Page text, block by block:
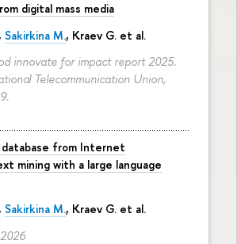
digital mass media
Sakirkina M., Kraev G. et al.
innovate for impact report 2025.
Telecommunication Union,
database from Internet
mining with a large language
Sakirkina M., Kraev G. et al.